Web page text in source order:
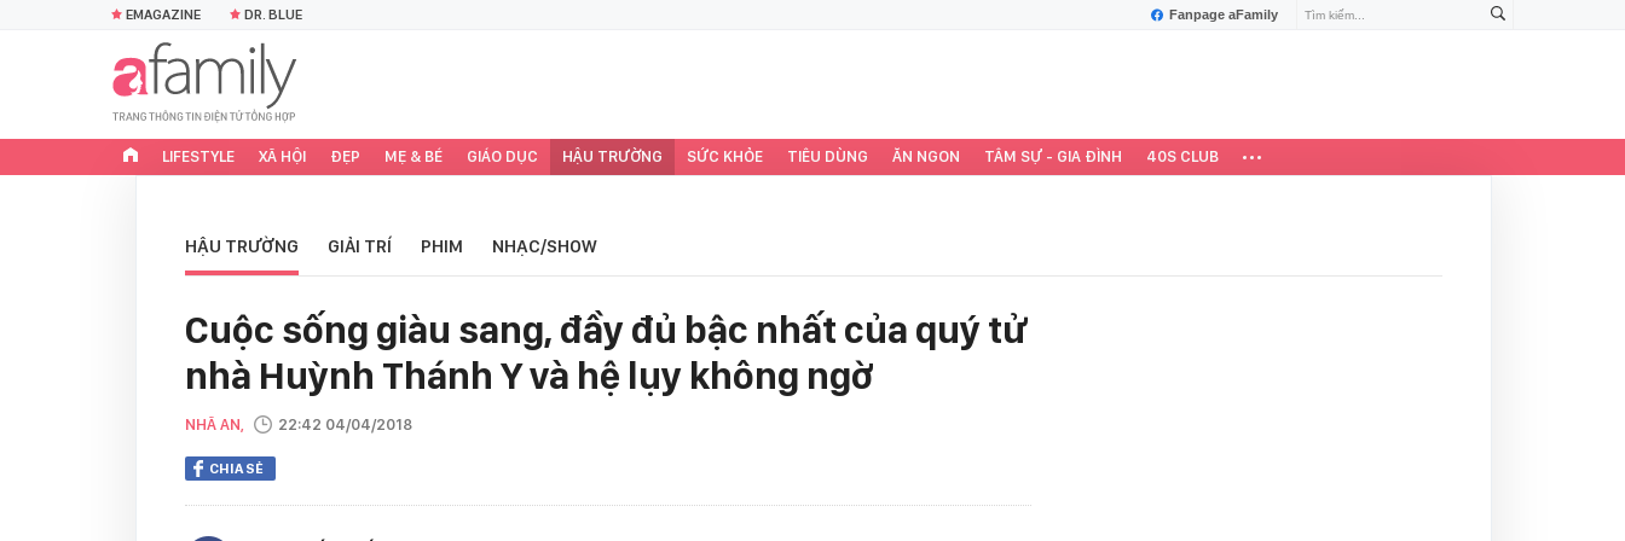
Fanpage aFamily
EMAGAZINE DR. BLUE
LIFESTYLE XÃ HỘI ĐẸP MẸ & BÉ GIÁO DỤC HẬU TRƯỜNG SỨC KHỎE TIÊU DÙNG ĂN NGON TÂM SỰ - GIA ĐÌNH 40S CLUB
HẬU TRƯỜNG GIẢI TRÍ PHIM NHẠC/SHOW
Cuộc sống giàu sang, đầy đủ bậc nhất của quý tử
nhà Huỳnh Thánh Y và hệ lụy không ngờ
NHÃ AN, 22:42 04/04/2018
CHIA SẺ